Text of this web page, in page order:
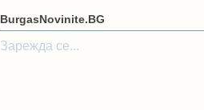
BurgasNovinite.BG
Зарежда се...